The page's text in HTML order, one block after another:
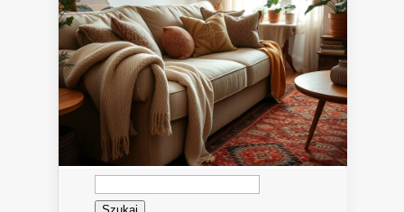
Szukaj: